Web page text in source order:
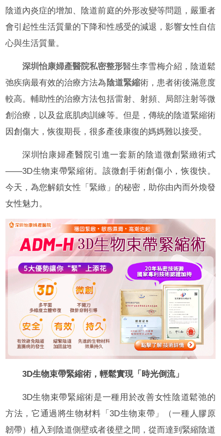
陰道內炎症的增加、陰道前庭的外形改變等問題，嚴重者
會引起性生活質量的下降和性感受的減退，影響女性自信
心與生活質量。
深圳怡康婦產醫院私密整形醫生李雪梅介紹，陰道鬆
弛疾病最有效的治療方法為 陰道緊縮術，患者術後滿意度
較高。輔助性的治療方法包括雷射、射頻、局部注射等微
創治療，以及盆底肌肉訓練等。但是，傳統的陰道緊縮術
因創傷大，恢復期長，很多產後康復的媽媽難以接受。
深圳怡康婦產醫院引進一套新的陰道微創緊緻術式
——3D生物束帶緊縮術。該微創手術創傷小，恢復快。
今天，為您解鎖女性「緊緻」的秘密，助你由內而外煥發
女性魅力。
3D生物束帶緊縮術， 輕鬆實現「時光倒流」
3D生物束帶緊縮術是一種用於改善女性陰道鬆弛的
方法，它通過將生物材料「3D生物束帶」（一種人膠原
韌帶）植入到陰道側壁或者後壁之間，從而達到緊縮陰道